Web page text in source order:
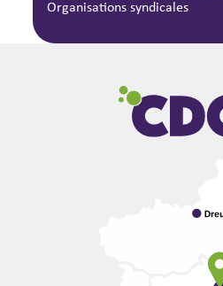
Organisations syndicales